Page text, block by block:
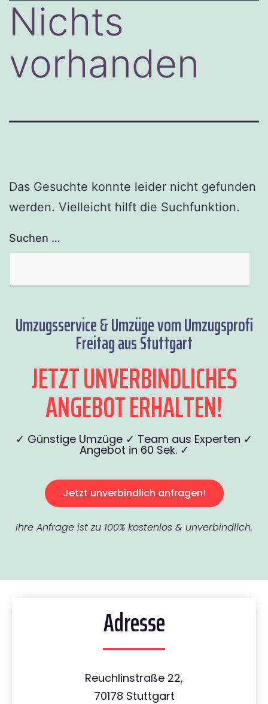
Nichts
vorhanden
Das Gesuchte konnte leider nicht gefunden
werden. Vielleicht hilft die Suchfunktion.
Suchen …
Umzugsservice & Umzüge vom Umzugsprofi
Freitag aus Stuttgart
JETZT UNVERBINDLICHES
ANGEBOT ERHALTEN!
✓ Günstige Umzüge ✓ Team aus Experten ✓
Angebot in 60 Sek. ✓
Jetzt unverbindlich anfragen!
Ihre Anfrage ist zu 100% kostenlos & unverbindlich.
Adresse
Reuchlinstraße 22,
70178 Stuttgart